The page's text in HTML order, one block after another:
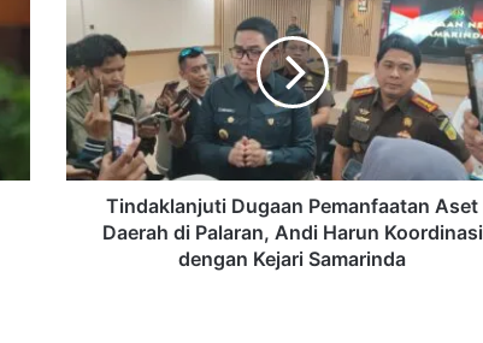
Raperda Reklame Dibahas, DPRD
Samarinda Perkuat Pengawasan dan
Tingkatkan PAD
DPRD Samarinda Soroti Utang Pemkot
ke Kontraktor Proyek
Pemanfaatan
Aset
Daerah
di
Palaran,
Andi
Harun
Koordinasi
dengan
Tindaklanjuti Dugaan Pemanfaatan Aset
Daerah di Palaran, Andi Harun Koordinasi
dengan Kejari Samarinda